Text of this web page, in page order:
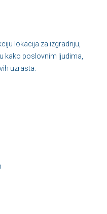
lokacija za izgradnju,
kako poslovnim ljudima,
uzrasta.